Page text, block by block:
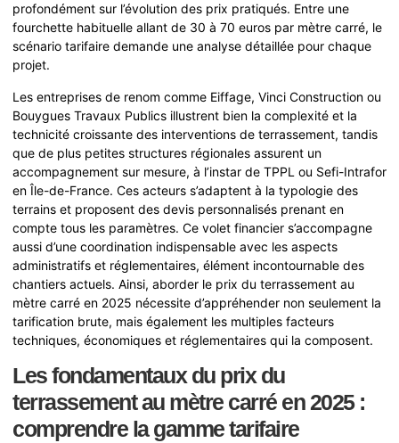
profondément sur l’évolution des prix pratiqués. Entre une
fourchette habituelle allant de 30 à 70 euros par mètre carré, le
scénario tarifaire demande une analyse détaillée pour chaque
projet.
Les entreprises de renom comme Eiffage, Vinci Construction ou
Bouygues Travaux Publics illustrent bien la complexité et la
technicité croissante des interventions de terrassement, tandis
que de plus petites structures régionales assurent un
accompagnement sur mesure, à l’instar de TPPL ou Sefi-Intrafor
en Île-de-France. Ces acteurs s’adaptent à la typologie des
terrains et proposent des devis personnalisés prenant en
compte tous les paramètres. Ce volet financier s’accompagne
aussi d’une coordination indispensable avec les aspects
administratifs et réglementaires, élément incontournable des
chantiers actuels. Ainsi, aborder le prix du terrassement au
mètre carré en 2025 nécessite d’appréhender non seulement la
tarification brute, mais également les multiples facteurs
techniques, économiques et réglementaires qui la composent.
Les fondamentaux du prix du
terrassement au mètre carré en 2025 :
comprendre la gamme tarifaire